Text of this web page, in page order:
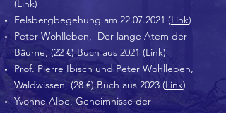
(Link)
Felsbergbegehung am 22.07.2021 (Link)
Peter Wohlleben, Der lange Atem der
Bäume, (22 €) Buch aus 2021 (Link)
Prof. Pierre Ibisch und Peter Wohlleben,
Waldwissen, (28 €) Buch aus 2023 (Link)
Yvonne Albe, Geheimnisse der